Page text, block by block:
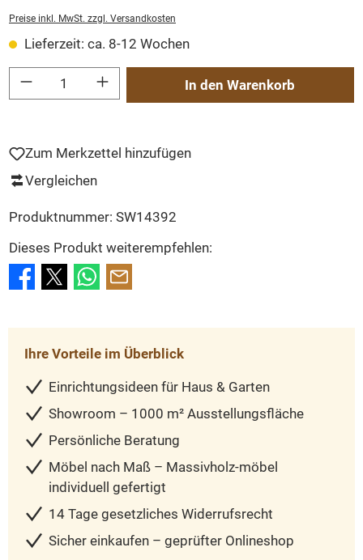
Preise inkl. MwSt. zzgl. Versandkosten
Lieferzeit: ca. 8-12 Wochen
Produkt Anzahl: Gib den gewünschten Wert ein oder benutze die Schaltflächen
In den Warenkorb
Zum Merkzettel hinzufügen
Vergleichen
Produktnummer: SW14392
Dieses Produkt weiterempfehlen:
Ihre Vorteile im Überblick
Einrichtungsideen für Haus & Garten
Showroom – 1000 m² Ausstellungsfläche
Persönliche Beratung
Möbel nach Maß – Massivholz-möbel
individuell gefertigt
14 Tage gesetzliches Widerrufsrecht
Sicher einkaufen – geprüfter Onlineshop